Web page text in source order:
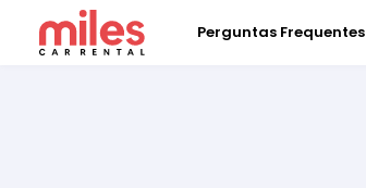
Perguntas Frequentes